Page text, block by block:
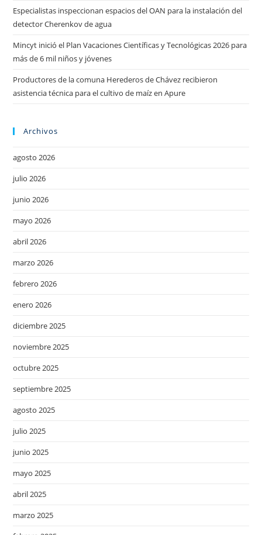
Especialistas inspeccionan espacios del OAN para la instalación del
detector Cherenkov de agua
Mincyt inició el Plan Vacaciones Científicas y Tecnológicas 2026 para
más de 6 mil niños y jóvenes
Productores de la comuna Herederos de Chávez recibieron
asistencia técnica para el cultivo de maíz en Apure
Archivos
agosto 2026
julio 2026
junio 2026
mayo 2026
abril 2026
marzo 2026
febrero 2026
enero 2026
diciembre 2025
noviembre 2025
octubre 2025
septiembre 2025
agosto 2025
julio 2025
junio 2025
mayo 2025
abril 2025
marzo 2025